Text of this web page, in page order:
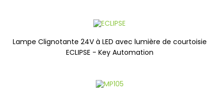
Lampe Clignotante 24V à LED avec lumière de courtoisie
ECLIPSE - Key Automation